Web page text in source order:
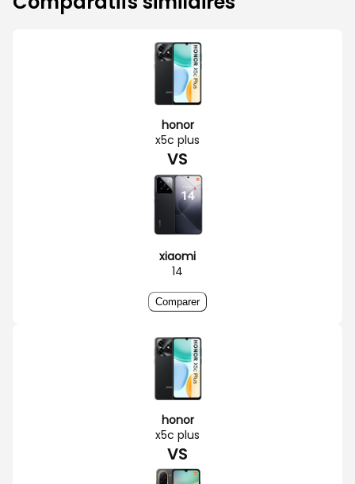
honor
x5c plus
VS
xiaomi
14
Comparer
honor
x5c plus
VS